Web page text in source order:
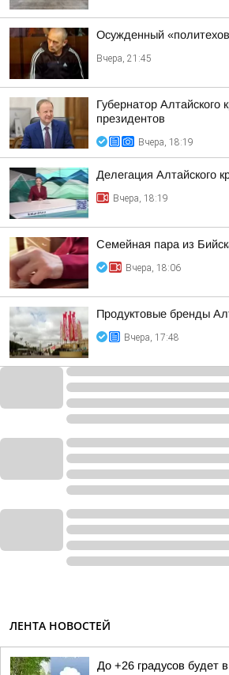
Осужденный
Вчера, 21:45
Губернатор Алтайского
президентов
Вчера, 18:19
Делегация Алтайского
Вчера, 18:19
Семейная пара из
Вчера, 18:06
Продуктовые бренды
Вчера, 17:48
ЛЕНТА НОВОСТЕЙ
До +26 градусов будет